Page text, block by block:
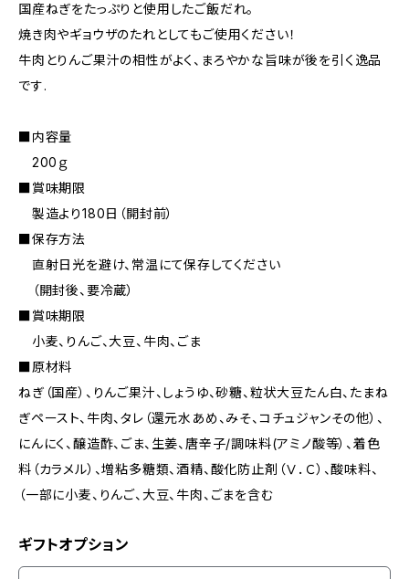
国産ねぎをたっぷりと使用したご飯だれ。
焼き肉やギョウザのたれとしてもご使用ください！
牛肉とりんご果汁の相性がよく、まろやかな旨味が後を引く逸品
です.
■内容量
200ｇ
■賞味期限
製造より180日（開封前）
■保存方法
直射日光を避け、常温にて保存してください
（開封後、要冷蔵）
■賞味期限
小麦、りんご、大豆、牛肉、ごま
■原材料
ねぎ（国産）、りんご果汁、しょうゆ、砂糖、粒状大豆たん白、たまね
ぎペースト、牛肉、タレ（還元水あめ、みそ、コチュジャンその他）、
にんにく、醸造酢、ごま、生姜、唐辛子/調味料(アミノ酸等）、着色
料（カラメル）、増粘多糖類、酒精、酸化防止剤（Ⅴ．Ｃ）、酸味料、
（一部に小麦、りんご、大豆、牛肉、ごまを含む
ギフトオプション